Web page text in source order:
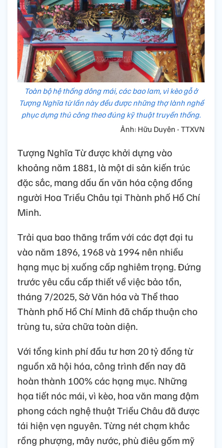
Toàn bộ hệ thống dông mái, các bao lam, vì kèo gỗ ở
Tượng Nghĩa từ lần này đều được những thợ lành nghề
phục dựng thủ công theo đúng kỹ thuật truyền thống.
Ảnh: Hữu Duyên - TTXVN
Tượng Nghĩa Từ được khởi dựng vào
khoảng năm 1881, là một di sản kiến trúc
đặc sắc, mang dấu ấn văn hóa cộng đồng
người Hoa Triều Châu tại Thành phố Hồ Chí
Minh.
Trải qua bao thăng trầm với các đợt đại tu
vào năm 1896, 1968 và 1994 nên nhiều
hạng mục bị xuống cấp nghiêm trọng. Đứng
trước yêu cầu cấp thiết về việc bảo tồn,
tháng 7/2025, Sở Văn hóa và Thể thao
Thành phố Hồ Chí Minh đã chấp thuận cho
trùng tu, sửa chữa toàn diện.
Với tổng kinh phí đầu tư hơn 20 tỷ đồng từ
nguồn xã hội hóa, công trình đến nay đã
hoàn thành 100% các hạng mục. Những
họa tiết nóc mái, vì kèo, hoa văn mang đậm
phong cách nghệ thuật Triều Châu đã được
tái hiện vẹn nguyên. Từng nét chạm khắc
rồng phượng, mây nước, phù điêu gốm mỹ